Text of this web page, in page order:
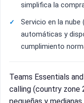
simplifica la
Servicio en la
automáticas y
cumplimiento
Teams Essentials
calling (country zone